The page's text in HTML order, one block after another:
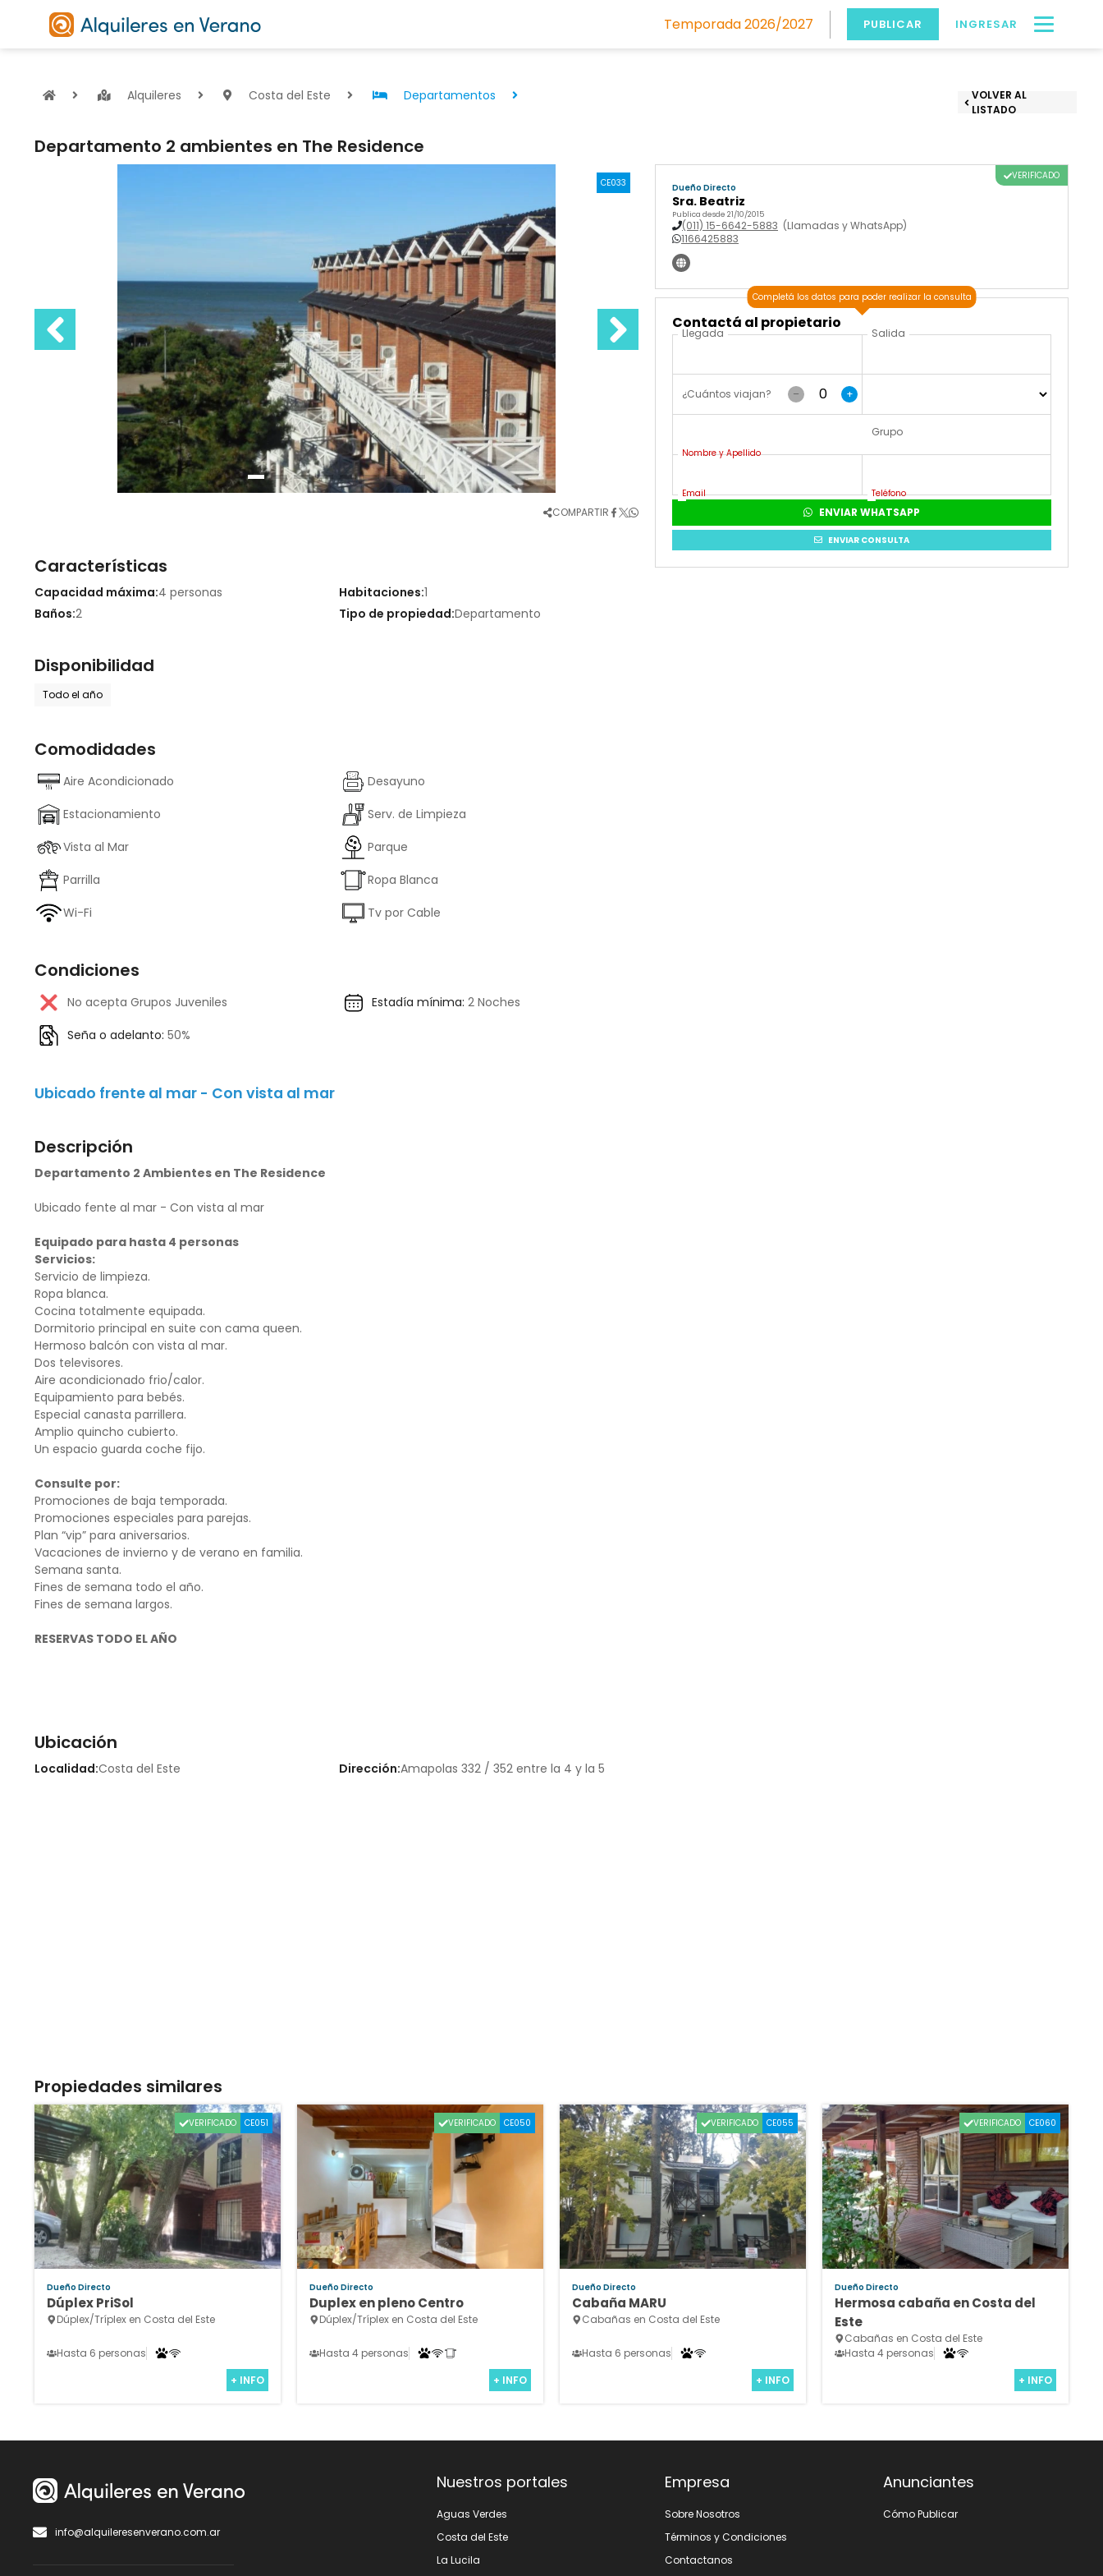
Temporada 2026/2027 PUBLICAR INGRESAR
Alquileres Costa del Este Departamentos
VOLVER AL
LISTADO
Departamento 2 ambientes en The Residence
CE033
COMPARTIR
Características
Capacidad máxima:4 personas Habitaciones:1
Baños:2 Tipo de propiedad:Departamento
Disponibilidad
Todo el año
Comodidades
Aire Acondicionado
Desayuno
Estacionamiento
Serv. de Limpieza
Vista al Mar
Parque
Parrilla
Ropa Blanca
Wi-Fi
Tv por Cable
Condiciones
No acepta Grupos Juveniles Estadía mínima: 2 Noches
Seña o adelanto: 50%
Ubicado frente al mar - Con vista al mar
Descripción
Departamento 2 Ambientes en The Residence
Ubicado fente al mar - Con vista al mar
Equipado para hasta 4 personas
Servicios:
Servicio de limpieza.
Ropa blanca.
Cocina totalmente equipada.
Dormitorio principal en suite con cama queen.
Hermoso balcón con vista al mar.
Dos televisores.
Aire acondicionado frio/calor.
Equipamiento para bebés.
Especial canasta parrillera.
Amplio quincho cubierto.
Un espacio guarda coche fijo.
Consulte por:
Promociones de baja temporada.
Promociones especiales para parejas.
Plan “vip” para aniversarios.
Vacaciones de invierno y de verano en familia.
Semana santa.
Fines de semana todo el año.
Fines de semana largos.
RESERVAS TODO EL AÑO
Ubicación
Localidad:Costa del Este Dirección:Amapolas 332 / 352 entre la 4 y la 5
Dueño Directo
Sra. Beatriz
Publica desde 21/10/2015
(011) 15-6642-5883 (Llamadas y WhatsApp)
1166425883
VERIFICADO
Contactá al propietario
Completá los datos para poder realizar la consulta
Llegada Salida
– +
¿Cuántos viajan?
Grupo
Email Teléfono
Nombre y Apellido
Propiedades similares
VERIFICADO CE051
Dueño Directo
Dúplex PriSol
Dúplex/Tríplex en Costa del Este
Hasta 6 personas
+ INFO
VERIFICADO CE050
Dueño Directo
Duplex en pleno Centro
Dúplex/Tríplex en Costa del Este
Hasta 4 personas
+ INFO
VERIFICADO CE055
Dueño Directo
Cabaña MARU
Cabañas en Costa del Este
Hasta 6 personas
+ INFO
VERIFICADO CE060
Dueño Directo
Hermosa cabaña en Costa del
Este
Cabañas en Costa del Este
Hasta 4 personas
+ INFO
info@alquileresenverano.com.ar
Nuestros portales
Aguas Verdes
Costa del Este
La Lucila
Empresa
Sobre Nosotros
Términos y Condiciones
Contactanos
Anunciantes
Cómo Publicar